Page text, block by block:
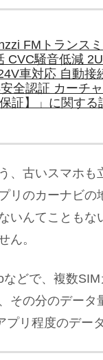
FMトランス
CVC騒音低減
車対応 自動
全認証 カーチ
証】」に関する
、古いスマホも
リのカーナビの
いんてことも
ん。
どで、複数
その分のデータ
プリ程度のデー